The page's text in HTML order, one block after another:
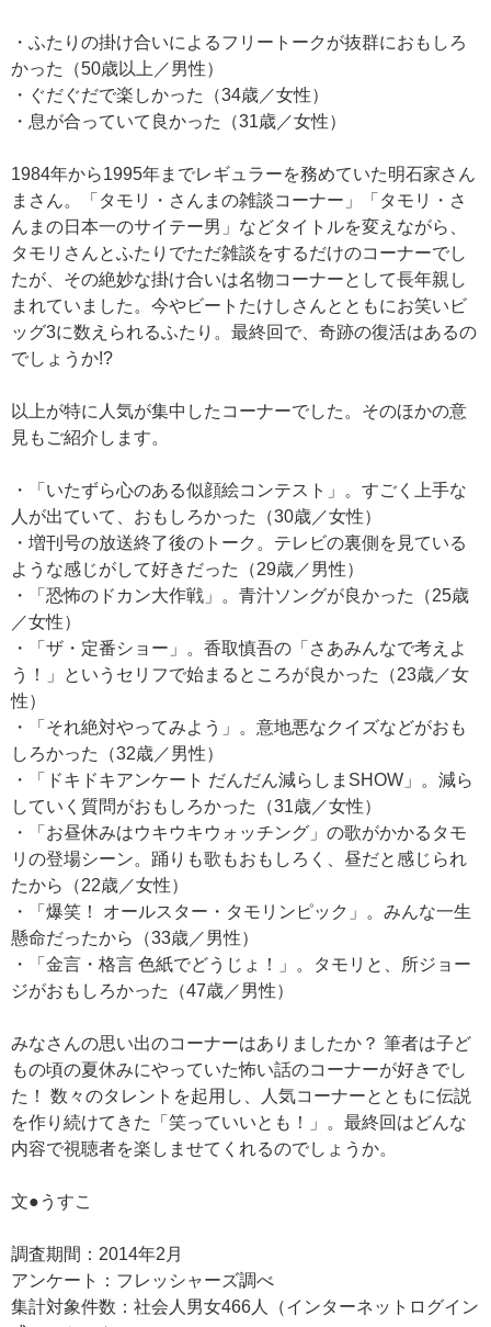
・ふたりの掛け合いによるフリートークが抜群におもしろ
かった（50歳以上／男性）
・ぐだぐだで楽しかった（34歳／女性）
・息が合っていて良かった（31歳／女性）
1984年から1995年までレギュラーを務めていた明石家さん
まさん。「タモリ・さんまの雑談コーナー」「タモリ・さ
んまの日本一のサイテー男」などタイトルを変えながら、
タモリさんとふたりでただ雑談をするだけのコーナーでし
たが、その絶妙な掛け合いは名物コーナーとして長年親し
まれていました。今やビートたけしさんとともにお笑いビ
ッグ3に数えられるふたり。最終回で、奇跡の復活はあるの
でしょうか!?
以上が特に人気が集中したコーナーでした。そのほかの意
見もご紹介します。
・「いたずら心のある似顔絵コンテスト」。すごく上手な
人が出ていて、おもしろかった（30歳／女性）
・増刊号の放送終了後のトーク。テレビの裏側を見ている
ような感じがして好きだった（29歳／男性）
・「恐怖のドカン大作戦」。青汁ソングが良かった（25歳
／女性）
・「ザ・定番ショー」。香取慎吾の「さあみんなで考えよ
う！」というセリフで始まるところが良かった（23歳／女
性）
・「それ絶対やってみよう」。意地悪なクイズなどがおも
しろかった（32歳／男性）
・「ドキドキアンケート だんだん減らしまSHOW」。減ら
していく質問がおもしろかった（31歳／女性）
・「お昼休みはウキウキウォッチング」の歌がかかるタモ
リの登場シーン。踊りも歌もおもしろく、昼だと感じられ
たから（22歳／女性）
・「爆笑！ オールスター・タモリンピック」。みんな一生
懸命だったから（33歳／男性）
・「金言・格言 色紙でどうじょ！」。タモリと、所ジョー
ジがおもしろかった（47歳／男性）
みなさんの思い出のコーナーはありましたか？ 筆者は子ど
もの頃の夏休みにやっていた怖い話のコーナーが好きでし
た！ 数々のタレントを起用し、人気コーナーとともに伝説
を作り続けてきた「笑っていいとも！」。最終回はどんな
内容で視聴者を楽しませてくれるのでしょうか。
文●うすこ
調査期間：2014年2月
アンケート：フレッシャーズ調べ
集計対象件数：社会人男女466人（インターネットログイン